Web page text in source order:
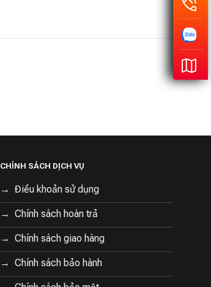
CHÍNH SÁCH DỊCH VỤ
Điều khoản sử dụng
Chính sách hoàn trả
Chính sách giao hàng
Chính sách bảo hành